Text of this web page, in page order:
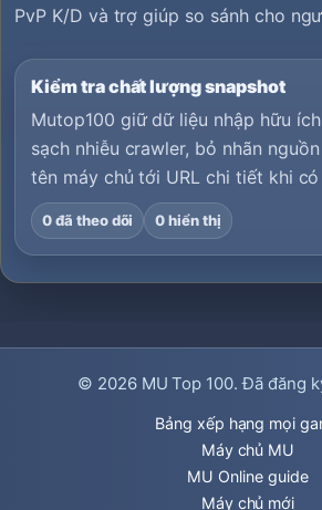
PvP K/D và trợ giúp so sánh cho
Kiểm tra chất lượng snapshot
Mutop100 giữ dữ liệu nhập hữu
sạch nhiễu crawler, bỏ nhãn
tên máy chủ tới URL chi tiết khi có
0 đã theo dõi 0 hiển thị
© 2026 MU Top 100. Đã đăng
Bảng xếp hạng mọi
Máy chủ MU
MU Online guide
Máy chủ mới